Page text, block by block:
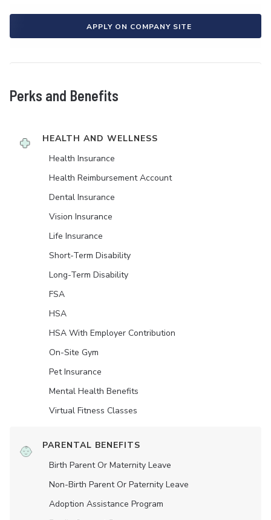
APPLY ON COMPANY SITE
Perks and Benefits
HEALTH AND WELLNESS
Health Insurance
Health Reimbursement Account
Dental Insurance
Vision Insurance
Life Insurance
Short-Term Disability
Long-Term Disability
FSA
HSA
HSA With Employer Contribution
On-Site Gym
Pet Insurance
Mental Health Benefits
Virtual Fitness Classes
PARENTAL BENEFITS
Birth Parent Or Maternity Leave
Non-Birth Parent Or Paternity Leave
Adoption Assistance Program